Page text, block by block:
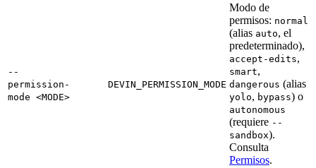
--
permission-
mode <MODE>
DEVIN_PERMISSION_MODE
Modo de
permisos: normal
(alias auto, el
predeterminado),
accept-edits,
smart,
dangerous (alias
yolo, bypass) o
autonomous
(requiere --
sandbox).
Consulta
Permisos.